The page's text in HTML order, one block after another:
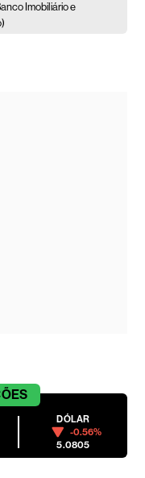
Imobiliário e
DÓLAR
-0.56%
5.0805